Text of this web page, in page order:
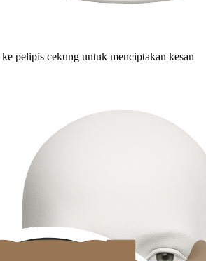
pelipis cekung untuk menciptakan kesan